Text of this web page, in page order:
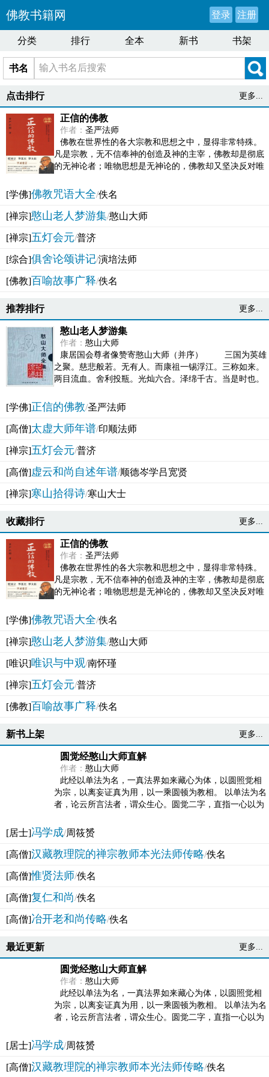
佛教书籍网 登录 注册
分类 排行 全本 新书 书架
书名
点击排行 更多...
正信的佛教
作者： 圣严法师
佛教在世界性的各大宗教和思想之中，显得非常特殊。
凡是宗教，无不信奉神的创造及神的主宰，佛教却是彻底
的无神论者；唯物思想是无神论的，佛教却又坚决反对唯
[学佛]佛教咒语大全/佚名
[禅宗]憨山老人梦游集/憨山大师
[禅宗]五灯会元/普济
[综合]俱舍论颂讲记/演培法师
[佛教]百喻故事广释/佚名
推荐排行 更多...
憨山老人梦游集
作者： 憨山大师
康居国会尊者像赞寄憨山大师（并序） 三国为英雄
之聚。慈悲般若。无有人。而康祖一锡浮江。三称如来。
两目流血。舍利投瓶。光灿六合。泽绵千古。当是时也。
[学佛]正信的佛教/圣严法师
[高僧]太虚大师年谱/印顺法师
[禅宗]五灯会元/普济
[高僧]虚云和尚自述年谱/顺德岑学吕宽贤
[禅宗]寒山拾得诗/寒山大士
收藏排行 更多...
正信的佛教
作者： 圣严法师
佛教在世界性的各大宗教和思想之中，显得非常特殊。
凡是宗教，无不信奉神的创造及神的主宰，佛教却是彻底
的无神论者；唯物思想是无神论的，佛教却又坚决反对唯
[学佛]佛教咒语大全/佚名
[禅宗]憨山老人梦游集/憨山大师
[唯识]唯识与中观/南怀瑾
[禅宗]五灯会元/普济
[佛教]百喻故事广释/佚名
新书上架 更多...
圆觉经憨山大师直解
作者： 憨山大师
此经以单法为名，一真法界如来藏心为体，以圆照觉相
为宗，以离妄证真为用，以一乘圆顿为教相。 以单法为名
者，论云所言法者，谓众生心。圆觉二字，直指一心以为
[居士]冯学成/周筱赟
[高僧]汉藏教理院的禅宗教师本光法师传略/佚名
[高僧]惟贤法师/佚名
[高僧]复仁和尚/佚名
[高僧]冶开老和尚传略/佚名
最近更新 更多...
圆觉经憨山大师直解
作者： 憨山大师
此经以单法为名，一真法界如来藏心为体，以圆照觉相
为宗，以离妄证真为用，以一乘圆顿为教相。 以单法为名
者，论云所言法者，谓众生心。圆觉二字，直指一心以为
[居士]冯学成/周筱赟
[高僧]汉藏教理院的禅宗教师本光法师传略/佚名